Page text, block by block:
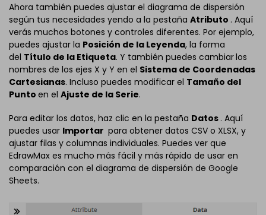
Ahora también puedes ajustar el diagrama de dispersión
según tus necesidades yendo a la pestaña Atributo . Aquí
verás muchos botones y controles diferentes. Por ejemplo,
puedes ajustar la Posición de la Leyenda, la forma
del Título de la Etiqueta. Y también puedes cambiarlos
nombres de los ejes X y Y en el Sistema de Coordenadas
Cartesianas. Incluso puedes modificar el Tamaño del
Punto en el Ajuste de la Serie.
Para editar los datos, haz clic en la pestaña Datos . Aquí
puedes usar Importar para obtener datos CSV o XLSX, y
ajustar filas y columnas individuales. Puedes ver que
EdrawMax es mucho más fácil y más rápido de usar en
comparación con el diagrama de dispersión de Google
Sheets.